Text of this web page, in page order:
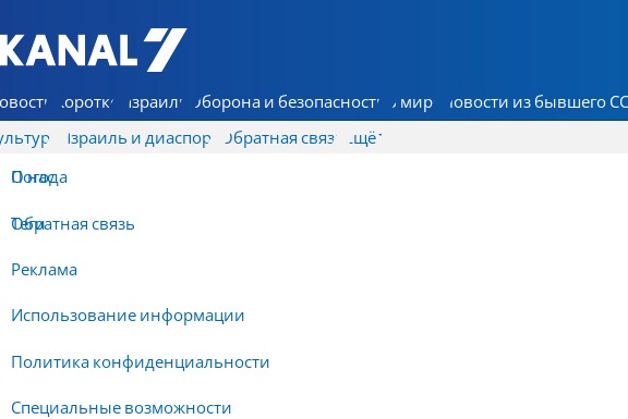
7 КАНАЛ - Аруц Шева
Коротко Израиль Оборона и безопасность В мире Новости из бывшего
Израиль и диаспора Обратная связь
О нас
Обратная связь
Реклама
Использование информации
Политика конфиденциальности
Специальные возможности
Ещё
Погода
Теги